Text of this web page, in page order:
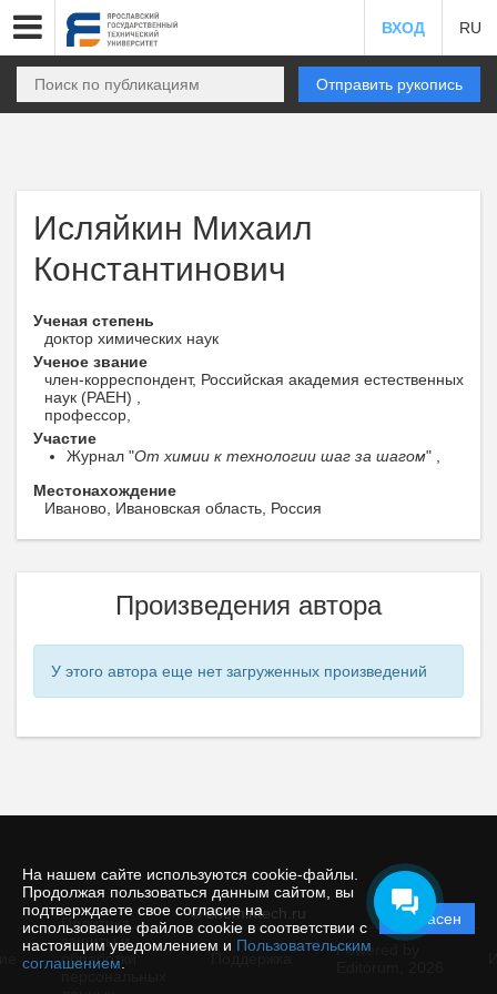
На нашем сайте используются cookie-файлы.
Продолжая пользоваться данным сайтом, вы
подтверждаете свое согласие на
использование файлов cookie в соответствии с
настоящим уведомлением и Пользовательским
соглашением
Согласен
ВХОД RU
Отправить рукопись
Исляйкин Михаил
Константинович
Ученая степень
доктор химических наук
Ученое звание
член-корреспондент, Российская академия естественных
наук (РАЕН) ,
профессор,
Участие
Журнал "От химии к технологии шаг за шагом" ,
Местонахождение
Иваново, Ивановская область, Россия
Произведения автора
У этого автора еще нет загруженных произведений
© chemintech.ru
Политика
защиты и
обработки
Powered by